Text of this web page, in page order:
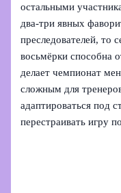
остальными
два‑три явных
преследователей, то
восьмёрки способна
делает чемпионат
сложным для
адаптироваться под
перестраивать игру